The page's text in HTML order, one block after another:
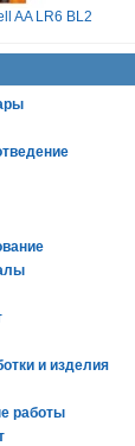
AA LR6 BL2
и изделия
работы